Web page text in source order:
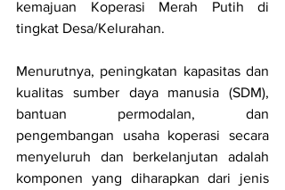
kemajuan Koperasi Merah Putih di
tingkat Desa/Kelurahan.
Menurutnya, peningkatan kapasitas dan
kualitas sumber daya manusia (SDM),
bantuan permodalan, dan
pengembangan usaha koperasi secara
menyeluruh dan berkelanjutan adalah
komponen yang diharapkan dari jenis